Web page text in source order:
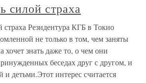
силой страха
Резидентура КГБ в Токио
не только в том, чем заняты
хочет знать даже то, о чем они
беседах друг с другом, и
детьми.Этот интерес считается